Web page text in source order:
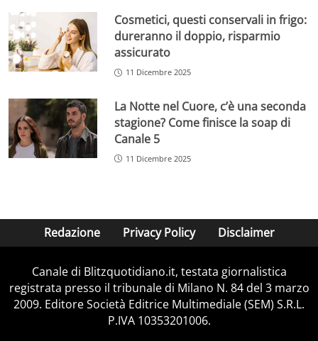
Cosmetici, questi conservali in frigo:
dureranno il doppio, risparmio
assicurato
11 Dicembre 2025
La Notte nel Cuore, c’è una seconda
stagione? Come finisce la soap di
Canale 5
11 Dicembre 2025
Redazione Privacy Policy Disclaimer
Canale di Blitzquotidiano.it, testata giornalistica
registrata presso il tribunale di Milano N. 84 del 3 marzo
2009. Editore Società Editrice Multimediale (SEM) S.R.L.
P.IVA 10353201006.